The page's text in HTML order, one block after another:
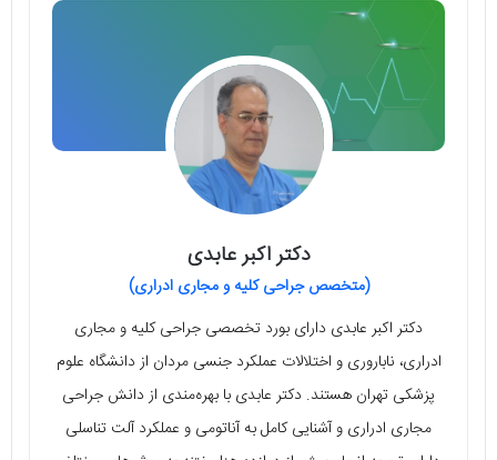
دکتر اکبر عابدی
(متخصص جراحى كليه و مجارى ادرارى)
دکتر اکبر عابدی دارای بورد تخصصی جراحی کلیه و مجاری
ادراری، ناباروری و اختلالات عملکرد جنسی مردان از دانشگاه علوم
پزشکی تهران هستند. دکتر عابدی با بهره‌مندی از دانش جراحی
مجاری ادراری و آشنایی کامل به آناتومی و عملکرد آلت تناسلی